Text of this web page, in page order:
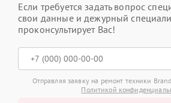
Если требуется задать вопрос
свои данные и дежурный
проконсультирует Вас!
Отправляя заявку на ремонт техники
Политикой